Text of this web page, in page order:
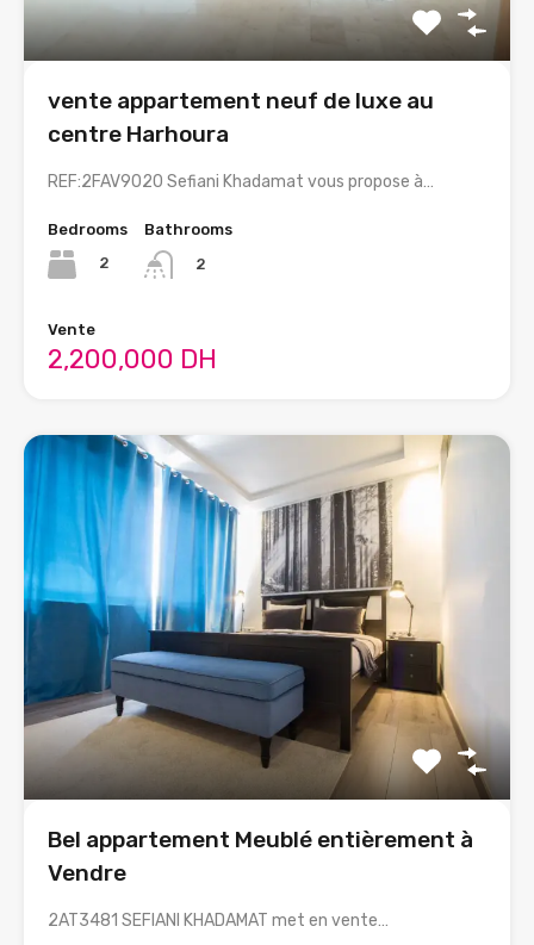
vente appartement neuf de luxe au
centre Harhoura
REF:2FAV9020 Sefiani Khadamat vous propose à…
Bedrooms
2
Bathrooms
2
Vente
2,200,000 DH
Bel appartement Meublé entièrement à
Vendre
2AT3481 SEFIANI KHADAMAT met en vente…